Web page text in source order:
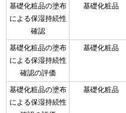
基礎化粧品の塗布
による保湿持続性
確認
基礎化粧品
基礎化粧品の塗布
による保湿持続性
確認の評価
基礎化粧品
基礎化粧品の塗布
による保湿持続性
基礎化粧品